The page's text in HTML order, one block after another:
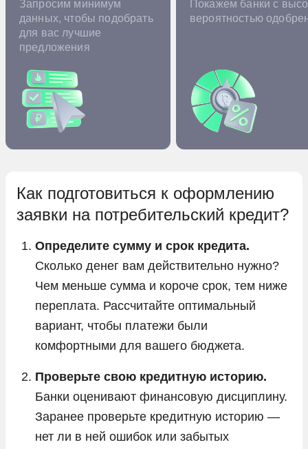
Запросим минимум
данных, чтобы подобрать
для вас лучшие
предложения
Покажем банки с
вероятностью
Как подготовиться к оформлению
заявки на потребительский кредит?
Определите сумму и срок кредита.
Сколько денег вам действительно нужно?
Чем меньше сумма и короче срок, тем ниже
переплата. Рассчитайте оптимальный
вариант, чтобы платежи были
комфортными для вашего бюджета.
Проверьте свою кредитную историю.
Банки оценивают финансовую дисциплину.
Заранее проверьте кредитную историю —
нет ли в ней ошибок или забытых